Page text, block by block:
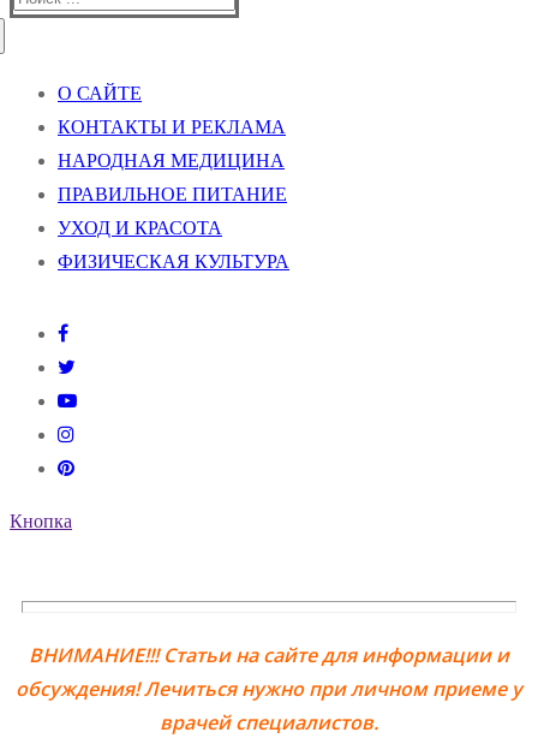
О САЙТЕ
КОНТАКТЫ И РЕКЛАМА
НАРОДНАЯ МЕДИЦИНА
ПРАВИЛЬНОЕ ПИТАНИЕ
УХОД И КРАСОТА
ФИЗИЧЕСКАЯ КУЛЬТУРА
Кнопка
ВНИМАНИЕ!!! Статьи на сайте для информации и
обсуждения! Лечиться нужно при личном приеме у
врачей специалистов.